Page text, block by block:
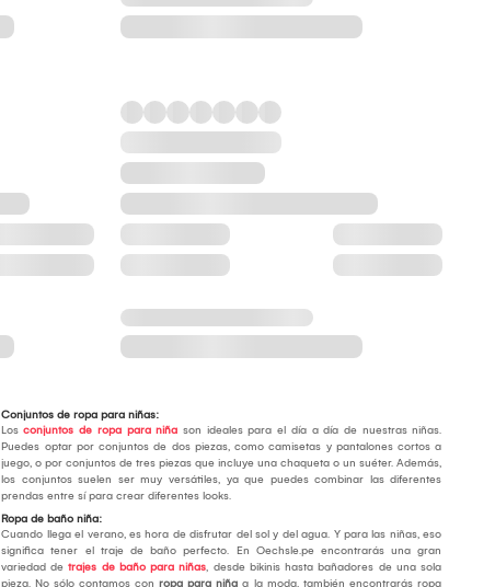
Conjuntos de ropa para niñas:
Losconjuntos de ropa para niña son ideales para el día a día de nuestras niñas.
Puedes optar por conjuntos de dos piezas, como camisetas y pantalones cortos a
juego, o por conjuntos de tres piezas que incluye una chaqueta o un suéter. Además,
los conjuntos suelen ser muy versátiles, ya que puedes combinar las diferentes
prendas entre sí para crear diferentes looks.
Ropa de baño niña:
Cuando llega el verano, es hora de disfrutar del sol y del agua. Y para las niñas, eso
significa tener el traje de baño perfecto. En Oechsle.pe encontrarás una gran
variedad detrajes de baño para niñas, desde bikinis hasta bañadores de una sola
pieza. No sólo contamos conropa para niña a la moda, también encontrarás ropa